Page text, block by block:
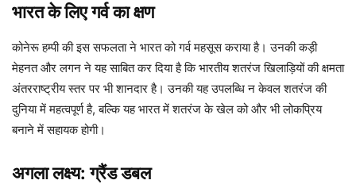
भारत के लिए गर्व का क्षण
कोनेरू हम्पी की इस सफलता ने भारत को गर्व महसूस कराया है। उनकी कड़ी
मेहनत और लगन ने यह साबित कर दिया है कि भारतीय शतरंज खिलाड़ियों की क्षमता
अंतरराष्ट्रीय स्तर पर भी शानदार है। उनकी यह उपलब्धि न केवल शतरंज की
दुनिया में महत्वपूर्ण है, बल्कि यह भारत में शतरंज के खेल को और भी लोकप्रिय
बनाने में सहायक होगी।
अगला लक्ष्य: ग्रैंड डबल